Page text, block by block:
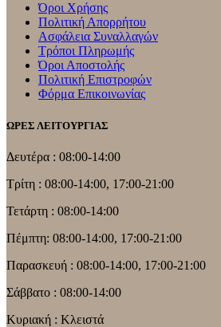
Όροι Χρήσης
Πολιτική Απορρήτου
Ασφάλεια Συναλλαγών
Τρόποι Πληρωμής
Όροι Αποστολής
Πολιτική Επιστροφών
Φόρμα Επικοινωνίας
ΩΡΕΣ ΛΕΙΤΟΥΡΓΙΑΣ
Δευτέρα : 08:00-14:00
Τρίτη : 08:00-14:00, 17:00-21:00
Τετάρτη : 08:00-14:00
Πέμπτη: 08:00-14:00, 17:00-21:00
Παρασκευή : 08:00-14:00, 17:00-21:00
Σάββατο : 08:00-14:00
Κυριακή : Κλειστά